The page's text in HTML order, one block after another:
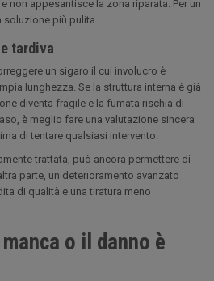
non appesantisce la zona riparata. Per un
soluzione più pulita.
tardiva
un sigaro il cui involucro è
lunghezza. Se la struttura interna è già
diventa fragile e la fumata rischia di
è meglio fare una valutazione sincera
di tentare qualsiasi intervento.
trattata, può ancora permettere di
parte, un deterioramento avanzato
di qualità e una tiratura meno
o il danno è